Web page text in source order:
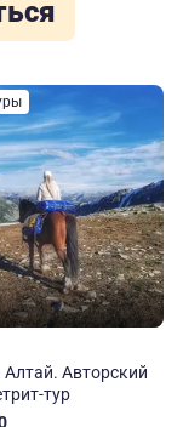
Авторский
тур